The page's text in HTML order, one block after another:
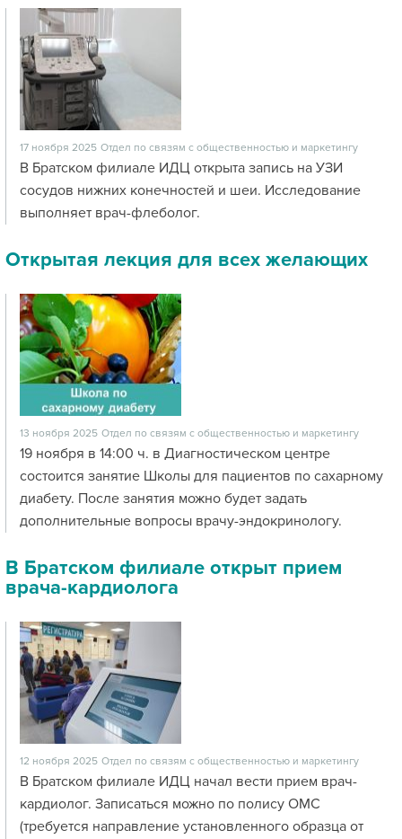
17 ноября 2025 Отдел по связям с общественностью и маркетингу
В Братском филиале ИДЦ открыта запись на УЗИ
сосудов нижних конечностей и шеи. Исследование
выполняет врач-флеболог.
Открытая лекция для всех желающих
13 ноября 2025 Отдел по связям с общественностью и маркетингу
19 ноября в 14:00 ч. в Диагностическом центре
состоится занятие Школы для пациентов по сахарному
диабету. После занятия можно будет задать
дополнительные вопросы врачу-эндокринологу.
В Братском филиале открыт прием
врача-кардиолога
12 ноября 2025 Отдел по связям с общественностью и маркетингу
В Братском филиале ИДЦ начал вести прием врач-
кардиолог. Записаться можно по полису ОМС
(требуется направление установленного образца от